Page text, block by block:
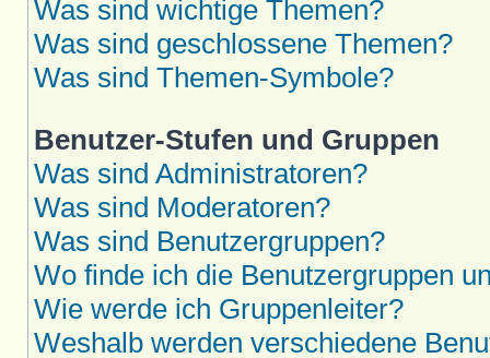
Was sind wichtige Themen?
Was sind geschlossene Themen?
Was sind Themen-Symbole?
Benutzer-Stufen und Gruppen
Was sind Administratoren?
Was sind Moderatoren?
Was sind Benutzergruppen?
Wo finde ich die Benutzergruppen
Wie werde ich Gruppenleiter?
Weshalb werden verschiedene